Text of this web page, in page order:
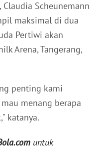
Scheunemann
maksimal di dua
Pertiwi akan
Arena, Tangerang,
penting kami
menang berapa
katanya.
untuk